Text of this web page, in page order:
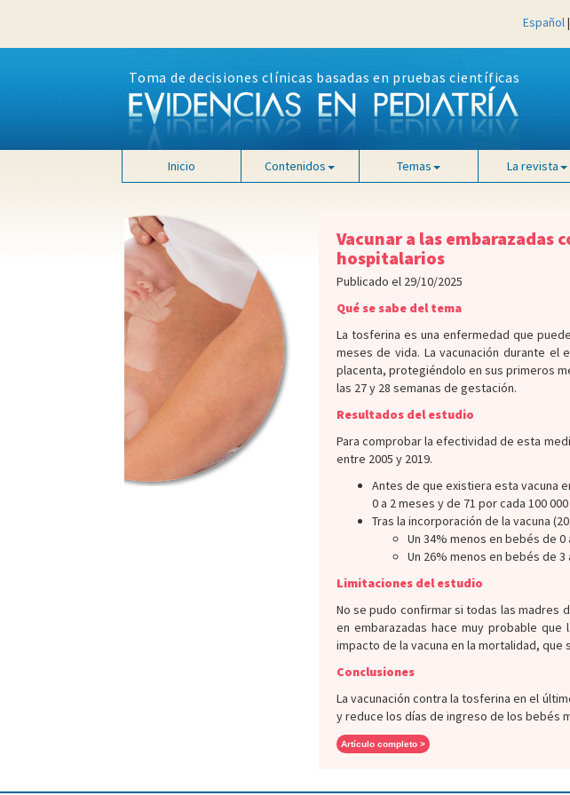
Español|
Toma de decisiones clínicas basadas en pruebas científicas
Inicio Contenidos Temas La revista
Vacunar a las embarazadas
hospitalarios
Publicado el 29/10/2025
Qué se sabe del tema
La tosferina es una enfermedad que
meses de vida. La vacunación durante
placenta, protegiéndolo en sus primeros
las 27 y 28 semanas de gestación.
Resultados del estudio
Para comprobar la efectividad de esta
entre 2005 y 2019.
Antes de que existiera esta vacuna
0 a 2 meses y de 71 por cada 100
Tras la incorporación de la vacuna
Un 34% menos en bebés de 0
Un 26% menos en bebés de 3
Limitaciones del estudio
No se pudo confirmar si todas las madres
en embarazadas hace muy probable
impacto de la vacuna en la mortalidad, que
Conclusiones
La vacunación contra la tosferina en el
y reduce los días de ingreso de los bebés
Artículo completo >